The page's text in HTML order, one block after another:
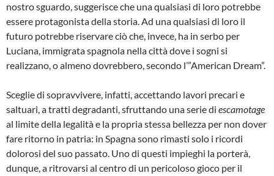
nostro sguardo, suggerisce che una qualsiasi di loro potrebbe
essere protagonista della storia. Ad una qualsiasi di loro il
futuro potrebbe riservare ciò che, invece, ha in serbo per
Luciana, immigrata spagnola nella città dove i sogni si
realizzano, o almeno dovrebbero, secondo l’”American Dream”.
Sceglie di sopravvivere, infatti, accettando lavori precari e
saltuari, a tratti degradanti, sfruttando una serie di escamotage
al limite della legalità e la propria stessa bellezza per non dover
fare ritorno in patria: in Spagna sono rimasti solo i ricordi
dolorosi del suo passato. Uno di questi impieghi la porterà,
dunque, a ritrovarsi al centro di un pericoloso gioco per il